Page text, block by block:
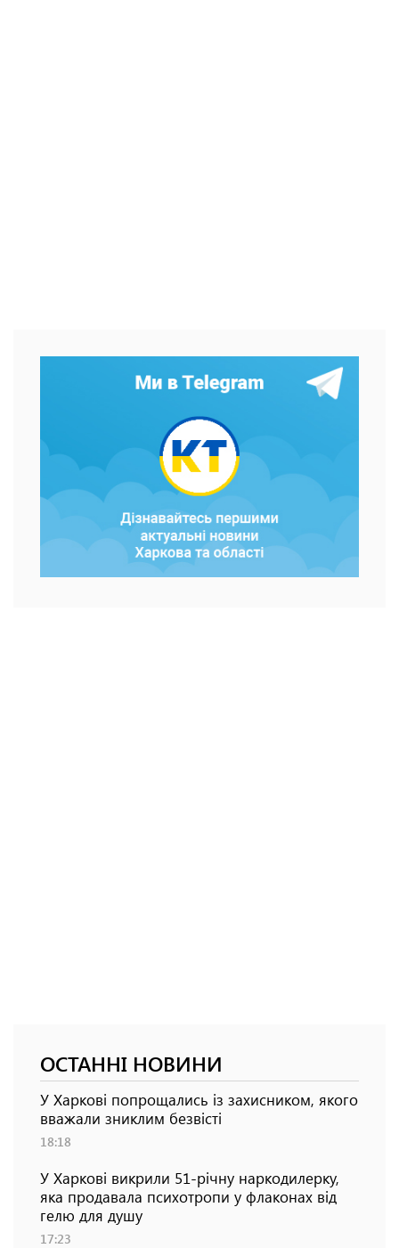
ОСТАННІ НОВИНИ
У Харкові попрощались із захисником, якого
вважали зниклим безвісті
18:18
У Харкові викрили 51-річну наркодилерку,
яка продавала психотропи у флаконах від
гелю для душу
17:23